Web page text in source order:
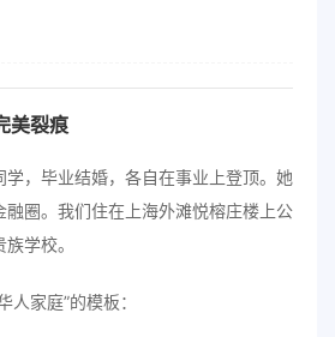
美裂痕
，毕业结婚，各自在事业上登顶。她
融圈。我们住在上海外滩悦榕庄楼上公
学校。
人家庭”的模板：